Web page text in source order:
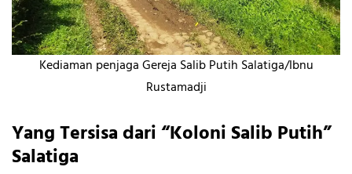
Kediaman penjaga Gereja Salib Putih Salatiga/Ibnu
Rustamadji
Yang Tersisa dari “Koloni Salib Putih”
Salatiga